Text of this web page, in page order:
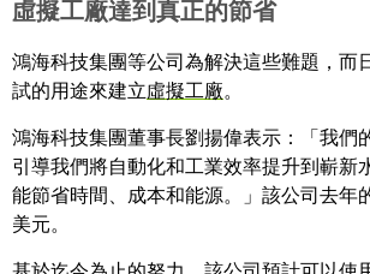
虛擬工廠達到真正的節省
鴻海科技集團等公司為解決這些難題，而
試的用途來建立虛擬工廠。
鴻海科技集團董事長劉揚偉表示：「我們
引導我們將自動化和工業效率提升到嶄新
能節省時間、成本和能源。」該公司去年
美元。